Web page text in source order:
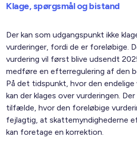
Klage, spørgsmål og bistand
Der kan som udgangspunkt ikke
vurderinger, fordi de er foreløbige.
vurdering vil først blive udsendt
medføre en efterregulering af den
På det tidspunkt, hvor den endelige
kan der klages over vurderingen.
tilfælde, hvor den foreløbige
fejlagtig, at skattemyndighederne
kan foretage en korrektion.